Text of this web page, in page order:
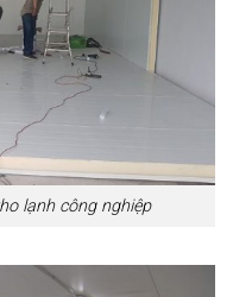
lạnh công nghiệp